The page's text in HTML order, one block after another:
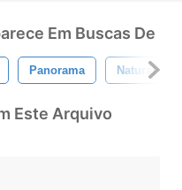
Em Buscas De
Panorama Natural
Este Arquivo